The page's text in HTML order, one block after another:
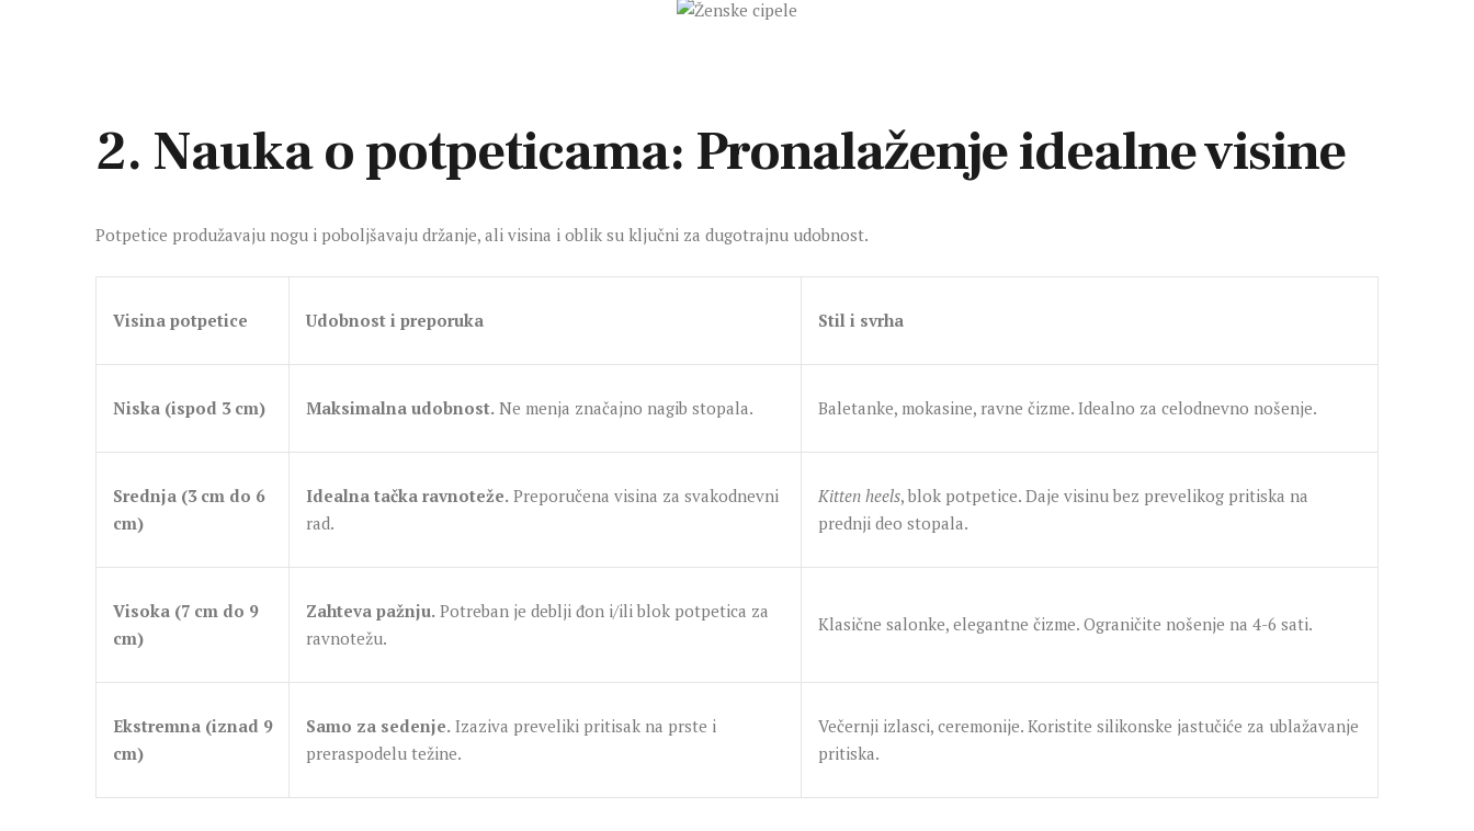
2. Nauka o potpeticama: Pronalaženje idealne visine
Potpetice produžavaju nogu i poboljšavaju držanje, ali visina i oblik su ključni za dugotrajnu udobnost.
Visina potpetice Udobnost i preporuka Stil i svrha
Niska (ispod 3 cm) Maksimalna udobnost. Ne menja značajno nagib stopala. Baletanke, mokasine, ravne čizme. Idealno za celodnevno nošenje.
Srednja (3 cm do 6
cm)
Idealna tačka ravnoteže. Preporučena visina za svakodnevni
rad.
Kitten heels, blok potpetice. Daje visinu bez prevelikog pritiska na
prednji deo stopala.
Visoka (7 cm do 9
cm)
Zahteva pažnju. Potreban je deblji đon i/ili blok potpetica za
ravnotežu.
Klasične salonke, elegantne čizme. Ograničite nošenje na 4-6 sati.
Ekstremna (iznad 9
cm)
Samo za sedenje. Izaziva preveliki pritisak na prste i
preraspodelu težine.
Večernji izlasci, ceremonije. Koristite silikonske jastučiće za ublažavanje
pritiska.